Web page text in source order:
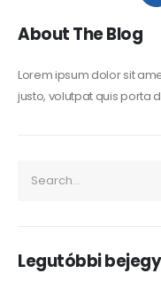
About The Blog
Lorem ipsum dolor sit
justo, volutpat quis porta
Legutóbbi